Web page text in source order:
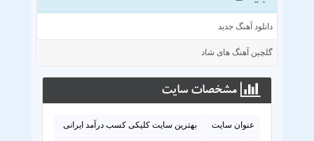
دانلود آهنگ جدید
گلچین آهنگ های شاد
مشخصات سايت
عنوان سايت بهترین سایت کلیکی کسب درآمد ایرانی